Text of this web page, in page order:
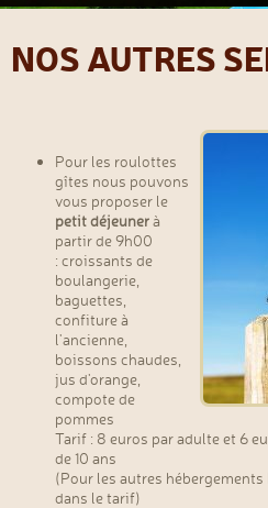
NOS AUTRES
Pour les roulottes
gîtes nous pouvons
vous proposer le
petit déjeunerà
partir de 9h00
: croissants de
boulangerie,
baguettes,
confiture à
l'ancienne,
boissons chaudes,
jus d'orange,
compote de
pommes
Tarif : 8 euros par adulte et 6
de 10 ans
(Pour les autres
dans le tarif)